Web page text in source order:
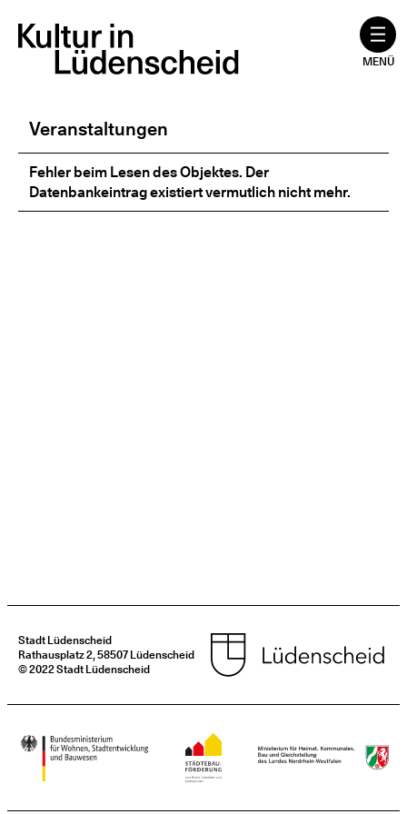
Inhalt
springen
MENÜ
Veranstaltungen
Fehler beim Lesen des Objektes. Der
Datenbankeintrag existiert vermutlich nicht mehr.
Stadt Lüdenscheid
Rathausplatz 2, 58507 Lüdenscheid
© 2022 Stadt Lüdenscheid